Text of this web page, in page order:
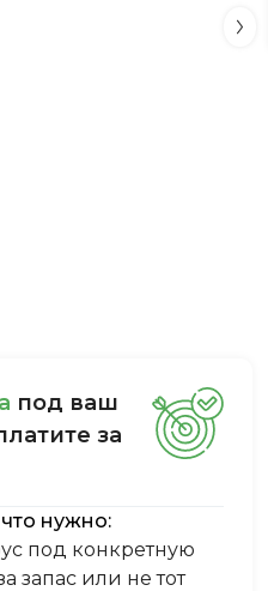
пoд вaш
зa
что нужно:
под конкретную
запас или не тот